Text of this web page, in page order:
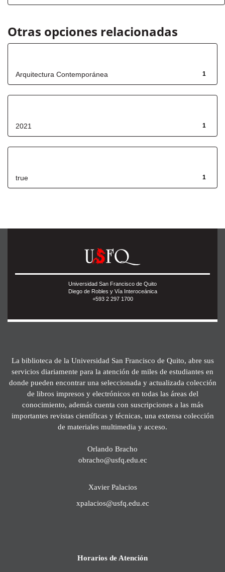
Otras opciones relacionadas
1
Arquitectura Contemporánea
1
2021
1
true
Universidad San Francisco de Quito
Diego de Robles y Vía Interoceánica
+593 2 297 1700
La biblioteca de la Universidad San Francisco de Quito, abre sus
servicios diariamente para la atención de miles de estudiantes en
donde pueden encontrar una seleccionada y actualizada colección
de libros impresos y electrónicos en todas las áreas del
conocimiento, además cuenta con suscripciones a las más
importantes revistas científicas y técnicas, una extensa colección
de materiales multimedia y acceso.
Orlando Bracho
obracho@usfq.edu.ec
Xavier Palacios
xpalacios@usfq.edu.ec
Horarios de Atención